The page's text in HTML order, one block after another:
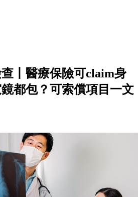
丨醫療保險可claim身
都包？可索償項目一文